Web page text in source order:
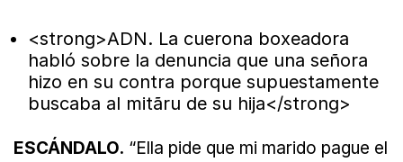
<strong>ADN. La cuerona boxeadora
habló sobre la denuncia que una señora
hizo en su contra porque supuestamente
buscaba al mitãru de su hija</strong>
ESCÁNDALO. “Ella pide que mi marido pague el